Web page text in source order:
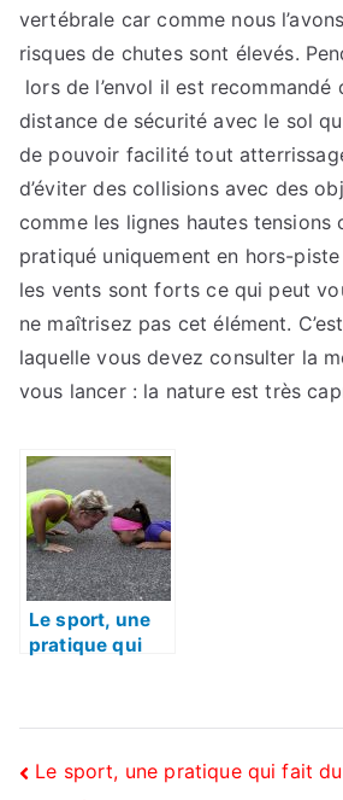
vertébrale car comme nous
risques de chutes sont élevés.
lors de l’envol il est recommandé
distance de sécurité avec le sol
de pouvoir facilité tout
d’éviter des collisions avec des
comme les lignes hautes tensions
pratiqué uniquement en hors-
les vents sont forts ce qui peut
ne maîtrisez pas cet élément.
laquelle vous devez consulter la
vous lancer : la nature est très
Le sport, une
pratique qui
Navigation
Le sport, une pratique qui fait